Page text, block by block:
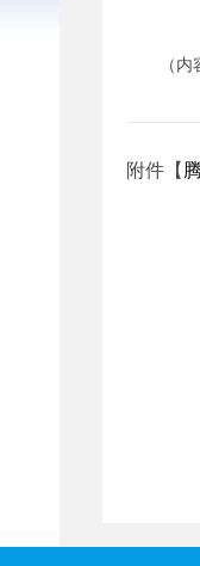
（
附件【